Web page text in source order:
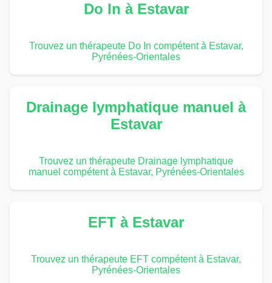
Do In à Estavar
Trouvez un thérapeute Do In compétent à Estavar,
Pyrénées-Orientales
Drainage lymphatique manuel à
Estavar
Trouvez un thérapeute Drainage lymphatique
manuel compétent à Estavar, Pyrénées-Orientales
EFT à Estavar
Trouvez un thérapeute EFT compétent à Estavar,
Pyrénées-Orientales